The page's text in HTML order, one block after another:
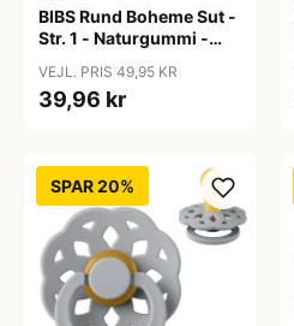
BIBS Rund Boheme Sut -
Str. 1 - Naturgummi -
VEJL. PRIS 49,95 KR
39,96 kr
SPAR 20%